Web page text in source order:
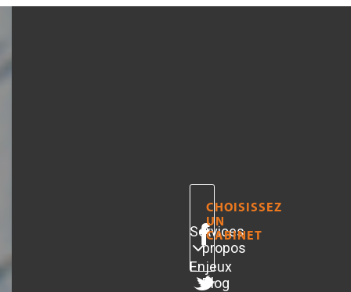
Services
Enjeux
A
propos
Blog
CHOISISSEZ
UN
CABINET